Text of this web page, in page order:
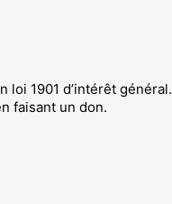
loi 1901 d’intérêt général.
faisant un don.